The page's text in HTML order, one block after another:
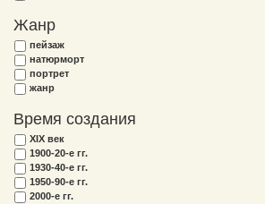
Жанр
пейзаж
натюрморт
портрет
жанр
Время создания
XIX век
1900-20-е гг.
1930-40-е гг.
1950-90-е гг.
2000-е гг.